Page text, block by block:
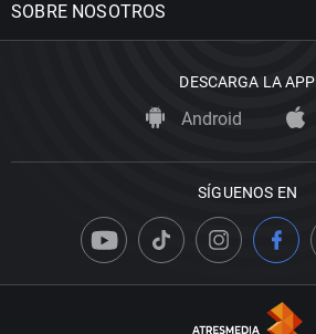
SOBRE NOSOTROS
DESCARGA LA APP
Android
SÍGUENOS EN